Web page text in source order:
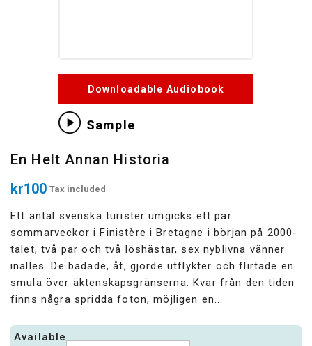
Downloadable Audiobook
Sample
En Helt Annan Historia
kr100 Tax included
Ett antal svenska turister umgicks ett par
sommarveckor i Finistère i Bretagne i början på 2000-
talet, två par och två löshästar, sex nyblivna vänner
inalles. De badade, åt, gjorde utflykter och flirtade en
smula över äktenskapsgränserna. Kvar från den tiden
finns några spridda foton, möjligen en...
Available